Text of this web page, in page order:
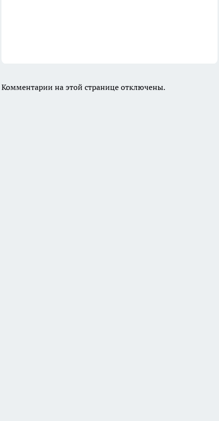
Комментарии на этой странице отключены.